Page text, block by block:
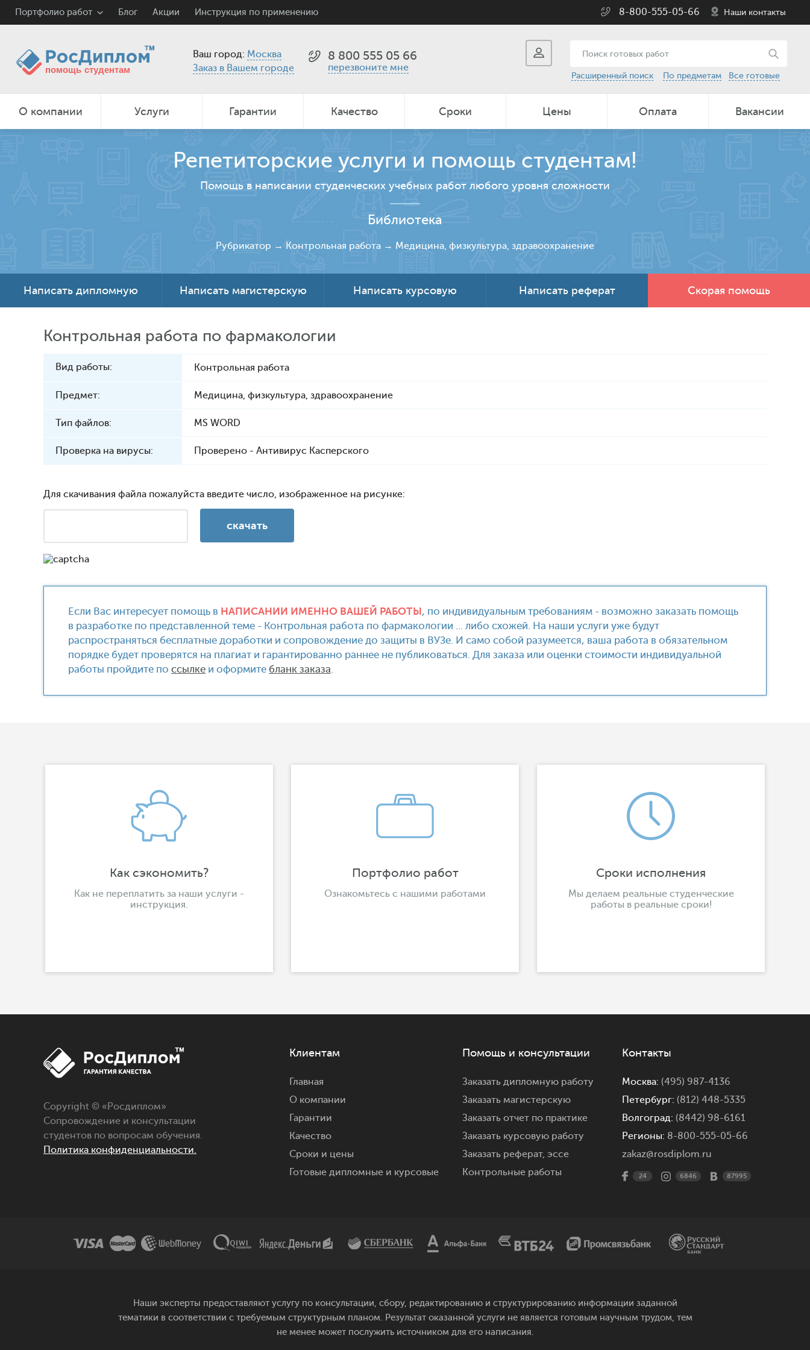
Портфолио работ Блог Акции Инструкция по применению 8-800-555-05-66 Наши контакты
Ваш город: Москва
Заказ в Вашем городе
8 800 555 05 66
перезвоните мне
Расширенный поиск По предметам Все готовые
О компании Услуги Гарантии Качество Сроки Цены Оплата Вакансии
Репетиторские услуги и помощь студентам!
Помощь в написании студенческих учебных работ любого уровня сложности
Библиотека
Рубрикатор → Контрольная работа → Медицина, физкультура, здравоохранение
Написать дипломную Написать магистерскую Написать курсовую Написать реферат Скорая помощь
Контрольная работа по фармакологии
Вид работы: Контрольная работа
Предмет: Медицина, физкультура, здравоохранение
Тип файлов: MS WORD
Проверка на вирусы: Проверено - Антивирус Касперского
Для скачивания файла пожалуйста введите число, изображенное на рисунке:
Если Вас интересует помощь в НАПИСАНИИ ИМЕННО ВАШЕЙ РАБОТЫ, по индивидуальным требованиям - возможно заказать помощь
в разработке по представленной теме - Контрольная работа по фармакологии ... либо схожей. На наши услуги уже будут
распространяться бесплатные доработки и сопровождение до защиты в ВУЗе. И само собой разумеется, ваша работа в обязательном
порядке будет проверятся на плагиат и гарантированно раннее не публиковаться. Для заказа или оценки стоимости индивидуальной
работы пройдите по ссылке и оформите бланк заказа.
Как сэкономить?
Как не переплатить за наши услуги -
инструкция.
Портфолио работ
Ознакомьтесь с нашими работами
Сроки исполнения
Мы делаем реальные студенческие
работы в реальные сроки!
Copyright © «Росдиплом»
Сопровождение и консультации
студентов по вопросам обучения.
Политика конфиденциальности.
Контакты
Москва: (495) 987-4136
Петербург: (812) 448-5335
Волгоград: (8442) 98-6161
Регионы: 8-800-555-05-66
zakaz@rosdiplom.ru
24 6846 87995
Клиентам
Главная
О компании
Гарантии
Качество
Сроки и цены
Готовые дипломные и курсовые
Помощь и консультации
Заказать дипломную работу
Заказать магистерскую
Заказать отчет по практике
Заказать курсовую работу
Заказать реферат, эссе
Контрольные работы
Наши эксперты предоставляют услугу по консультации, сбору, редактированию и структурированию информации заданной
тематики в соответствии с требуемым структурным планом. Результат оказанной услуги не является готовым научным трудом, тем
не менее может послужить источником для его написания.